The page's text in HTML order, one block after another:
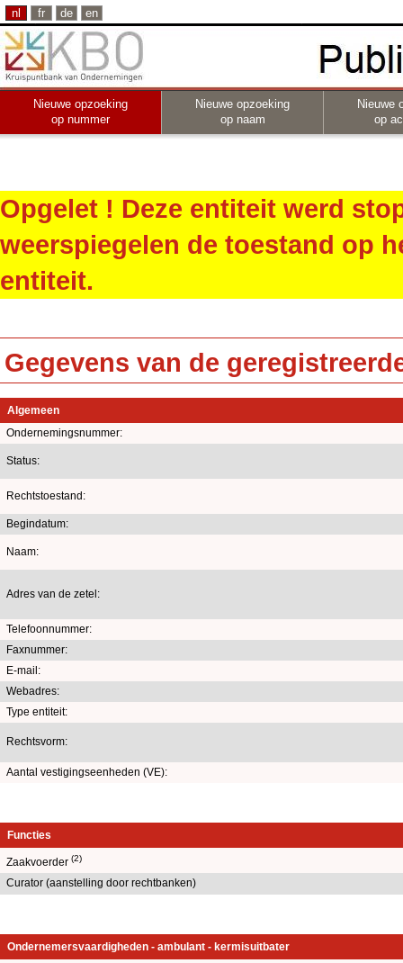
nl fr de en
Nieuwe opzoeking
op nummer
Nieuwe opzoeking
op naam
Nieuwe
op
Opgelet ! Deze entiteit werd
weerspiegelen de toestand op
entiteit.
Gegevens van de
Algemeen
Ondernemingsnummer:
Status:
Rechtstoestand:
Begindatum:
Naam:
Adres van de zetel:
Telefoonnummer:
Faxnummer:
E-mail:
Webadres:
Type entiteit:
Rechtsvorm:
Aantal vestigingseenheden (VE):
Functies
Zaakvoerder (2)
Curator (aanstelling door rechtbanken)
Ondernemersvaardigheden - ambulant - kermisuitbater